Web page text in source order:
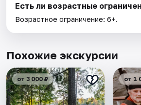
Есть ли возрастные
Возрастное ограничение: 6+.
Похожие экскурсии
от 3 000 ₽ от 1